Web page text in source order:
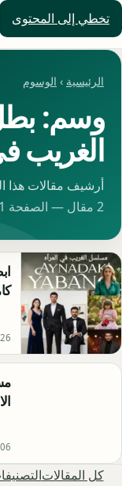
تخطي إلى المحتوى
حلول العالم
الرئيسية › الوسوم
وسم:
الغريب
أرشيف مقالات هذا
2 مقال — الصفحة 1 من 1
كل المقالات